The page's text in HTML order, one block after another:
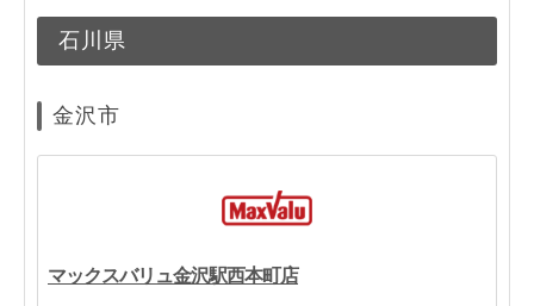
石川県
金沢市
マックスバリュ金沢駅西本町店